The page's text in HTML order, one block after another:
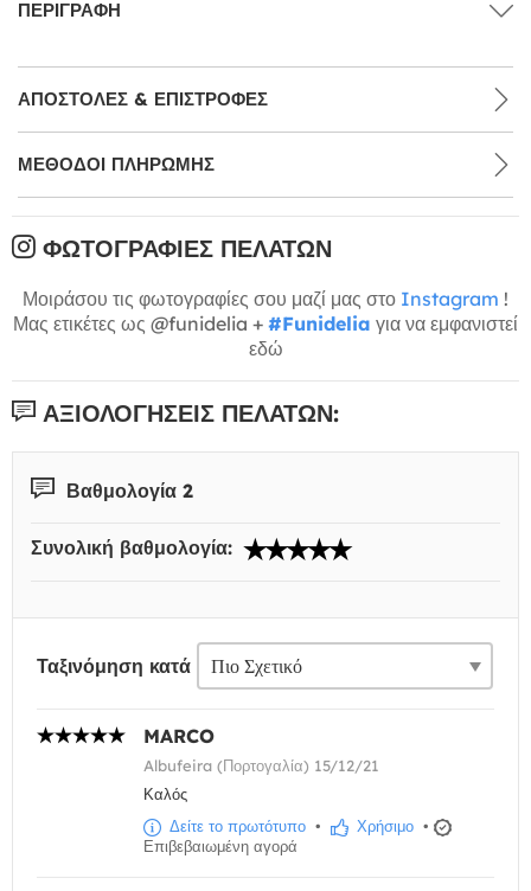
ΠΕΡΙΓΡΑΦΉ
ΑΠΟΣΤΟΛΈΣ & ΕΠΙΣΤΡΟΦΈΣ
ΜΕΘΌΔΟΙ ΠΛΗΡΩΜΉΣ
ΦΩΤΟΓΡΑΦΊΕΣ ΠΕΛΑΤΏΝ
Μοιράσου τις φωτογραφίες σου μαζί μας στο Instagram !
Μας ετικέτες ως @funidelia + #Funidelia για να εμφανιστεί
εδώ
ΑΞΙΟΛΟΓΉΣΕΙΣ ΠΕΛΑΤΏΝ:
Βαθμολογία 2
Συνολική βαθμολογία:
Ταξινόμηση κατά
MARCO
Albufeira (Πορτογαλία) 15/12/21
Καλός
Δείτε το πρωτότυπο • Χρήσιμο •
Επιβεβαιωμένη αγορά